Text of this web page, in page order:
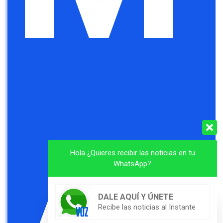
Hola ¿Quieres recibir las noticias en tu
WhatsApp?
DALE AQUÍ Y ÚNETE
Recibe las noticias al Instante